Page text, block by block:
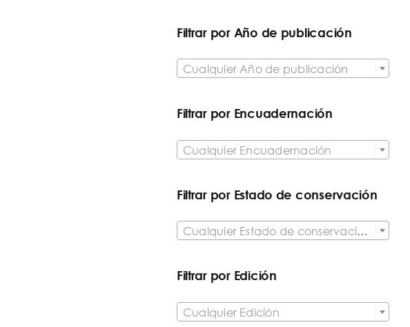
Filtrar por Año de publicación
Cualquier Año de publicación
Filtrar por Encuadernación
Cualquier Encuadernación
Filtrar por Estado de conservación
Cualquier Estado de conservación del artículo
Filtrar por Edición
Cualquier Edición